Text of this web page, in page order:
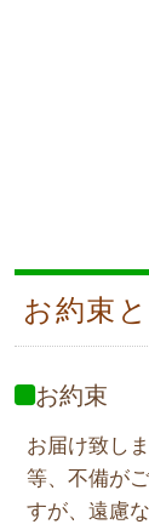
お約束
お約束
お届け致し
等、不備が
すが、遠慮